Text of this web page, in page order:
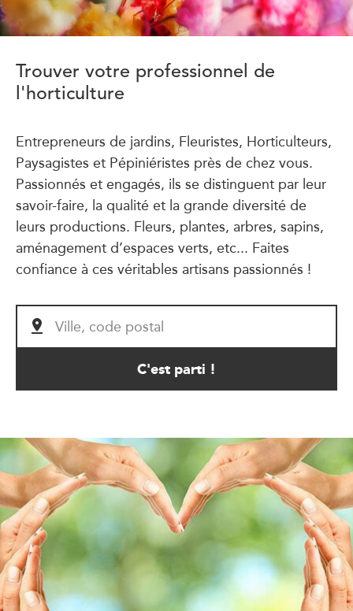
Trouver votre professionnel de
l'horticulture
Entrepreneurs de jardins, Fleuristes, Horticulteurs,
Paysagistes et Pépiniéristes près de chez vous.
Passionnés et engagés, ils se distinguent par leur
savoir-faire, la qualité et la grande diversité de
leurs productions. Fleurs, plantes, arbres, sapins,
aménagement d’espaces verts, etc... Faites
confiance à ces véritables artisans passionnés !
Ville, code postal